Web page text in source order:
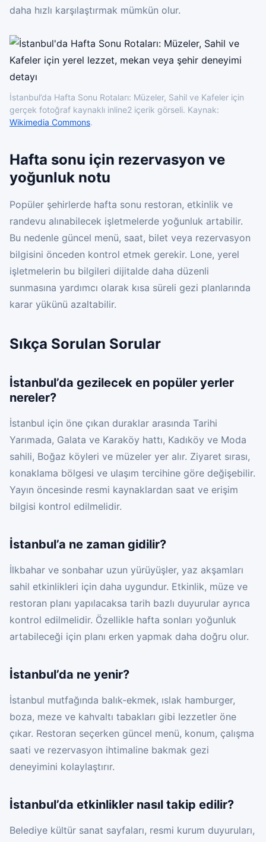
daha hızlı karşılaştırmak mümkün olur.
İstanbul’da Hafta Sonu Rotaları: Müzeler, Sahil ve Kafeler için
gerçek fotoğraf kaynaklı inline2 içerik görseli. Kaynak:
Wikimedia Commons.
Hafta sonu için rezervasyon ve
yoğunluk notu
Popüler şehirlerde hafta sonu restoran, etkinlik ve
randevu alınabilecek işletmelerde yoğunluk artabilir.
Bu nedenle güncel menü, saat, bilet veya rezervasyon
bilgisini önceden kontrol etmek gerekir. Lone, yerel
işletmelerin bu bilgileri dijitalde daha düzenli
sunmasına yardımcı olarak kısa süreli gezi planlarında
karar yükünü azaltabilir.
Sıkça Sorulan Sorular
İstanbul’da gezilecek en popüler yerler
nereler?
İstanbul için öne çıkan duraklar arasında Tarihi
Yarımada, Galata ve Karaköy hattı, Kadıköy ve Moda
sahili, Boğaz köyleri ve müzeler yer alır. Ziyaret sırası,
konaklama bölgesi ve ulaşım tercihine göre değişebilir.
Yayın öncesinde resmi kaynaklardan saat ve erişim
bilgisi kontrol edilmelidir.
İstanbul’a ne zaman gidilir?
İlkbahar ve sonbahar uzun yürüyüşler, yaz akşamları
sahil etkinlikleri için daha uygundur. Etkinlik, müze ve
restoran planı yapılacaksa tarih bazlı duyurular ayrıca
kontrol edilmelidir. Özellikle hafta sonları yoğunluk
artabileceği için planı erken yapmak daha doğru olur.
İstanbul’da ne yenir?
İstanbul mutfağında balık-ekmek, ıslak hamburger,
boza, meze ve kahvaltı tabakları gibi lezzetler öne
çıkar. Restoran seçerken güncel menü, konum, çalışma
saati ve rezervasyon ihtimaline bakmak gezi
deneyimini kolaylaştırır.
İstanbul’da etkinlikler nasıl takip edilir?
Belediye kültür sanat sayfaları, resmi kurum duyuruları,